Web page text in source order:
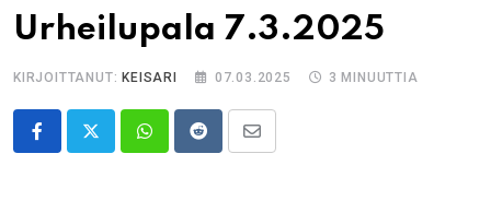
Urheilupala 7.3.2025
KIRJOITTANUT: KEISARI 07.03.2025 3 MINUUTTIA
WhatsappRedditShare